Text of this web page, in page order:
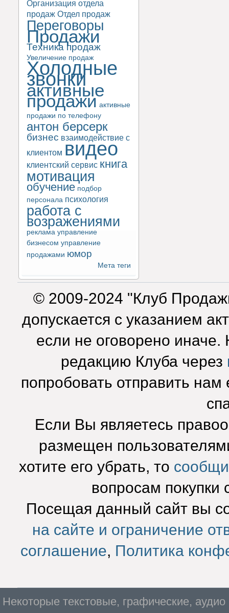
Организация отдела
продаж Отдел продаж
Переговоры
Продажи
Техника продаж
Увеличение продаж
Холодные
звонки
активные
продажи активные
продажи по телефону
антон берсерк
бизнес взаимодействие с
клиентом видео
клиентский сервис книга
мотивация
обучение подбор
персонала психология
работа с
возражениями
реклама управление
бизнесом управление
продажами юмор
Мета теги
© 2009-2024 "Клуб
допускается с указанием
если не оговорено
редакцию Клуба через
попробовать отправить нам
Если Вы являетесь
размещен
хотите его убрать, то
вопросам покупки
Посещая данный сайт вы
на сайте и ограничение
соглашение, Политика
Некоторые текстовые, графические,